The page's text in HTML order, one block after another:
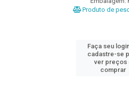
Produto de
Faça seu
cadastre-se
ver preços
comprar